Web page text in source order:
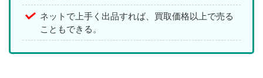
ネットで上手く出品すれば、買取価格以上で売る
こともできる。